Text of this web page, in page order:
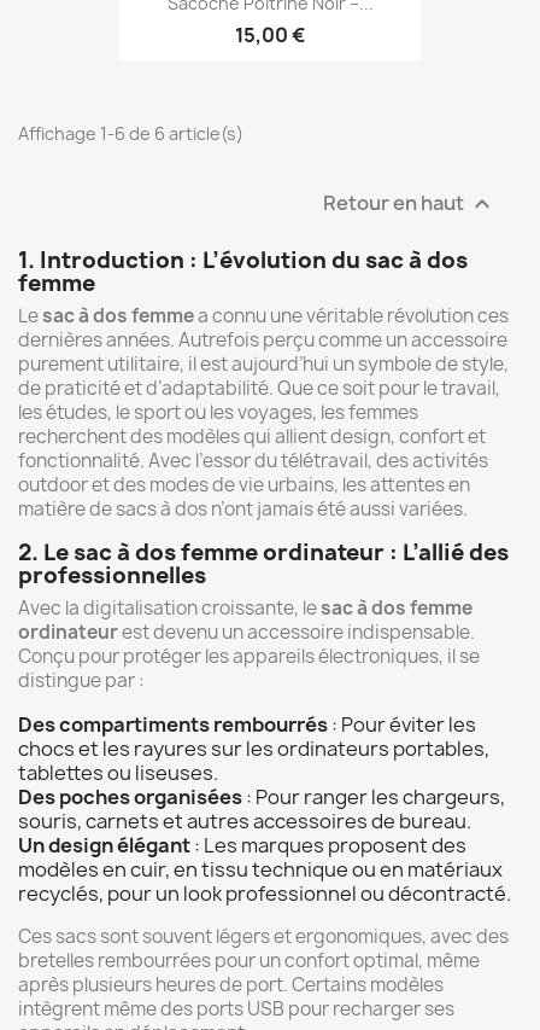
15,00 €
Affichage 1-6 de 6 article(s)
Retour en haut 
1. Introduction : L’évolution du sac à dos
femme
Lesac à dos femmea connu une véritable révolution ces
dernières années. Autrefois perçu comme un accessoire
purement utilitaire, il est aujourd’hui un symbole de style,
de praticité et d’adaptabilité. Que ce soit pour le travail,
les études, le sport ou les voyages, les femmes
recherchent des modèles qui allient design, confort et
fonctionnalité. Avec l’essor du télétravail, des activités
outdoor et des modes de vie urbains, les attentes en
matière de sacs à dos n’ont jamais été aussi variées.
2. Le sac à dos femme ordinateur : L’allié des
professionnelles
Avec la digitalisation croissante, lesac à dos femme
ordinateurest devenu un accessoire indispensable.
Conçu pour protéger les appareils électroniques, il se
distingue par :
Des compartiments rembourrés: Pour éviter les
chocs et les rayures sur les ordinateurs portables,
tablettes ou liseuses.
Des poches organisées: Pour ranger les chargeurs,
souris, carnets et autres accessoires de bureau.
Un design élégant: Les marques proposent des
modèles en cuir, en tissu technique ou en matériaux
recyclés, pour un look professionnel ou décontracté.
Ces sacs sont souvent légers et ergonomiques, avec des
bretelles rembourrées pour un confort optimal, même
après plusieurs heures de port. Certains modèles
intègrent même des ports USB pour recharger ses